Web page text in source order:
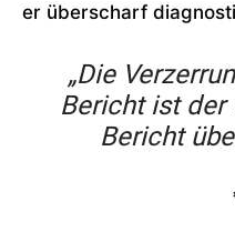
er überscharf
„Die
Bericht ist der
Bericht